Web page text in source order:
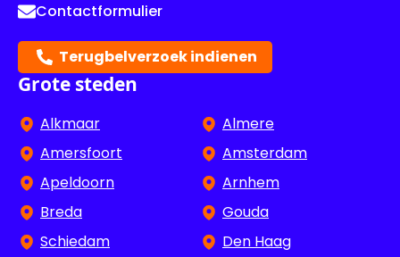
Contactformulier
Terugbelverzoek indienen
Grote steden
Alkmaar
Almere
Amersfoort
Amsterdam
Apeldoorn
Arnhem
Breda
Gouda
Schiedam
Den Haag